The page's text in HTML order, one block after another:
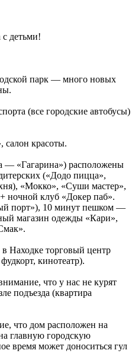
с детьми!
парк — много новых
(все городские автобусы)
красоты.
— «Гагарина») расположены
(«Додо пицца»,
«Мокко», «Суши мастер»,
ночной клуб «Докер паб».
порт»), 10 минут пешком —
магазин одежды «Кари»,
Находке торговый центр
кинотеатр).
что у нас не курят
подъезда (квартира
что дом расположен на
главную городскую
время может доноситься гул